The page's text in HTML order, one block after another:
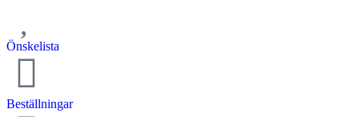
Önskelista
Beställningar